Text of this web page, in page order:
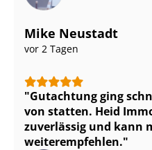
Mike Neustadt
vor 2 Tagen
Gutachtung ging
von statten. Heid
zuverlässig und kann
weiterempfehlen.